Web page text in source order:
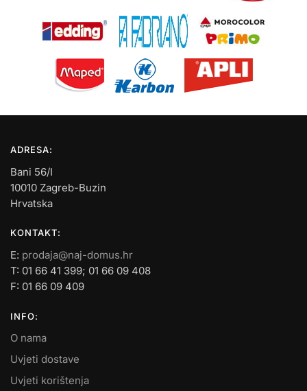
ADRESA:
Bani 56/I
10010 Zagreb-Buzin
Hrvatska
KONTAKT:
E: prodaja@naj-domus.hr
T: 01 66 41 399; 01 66 09 408
F: 01 66 09 409
INFO:
O nama
Uvjeti dostave
Uvjeti korištenja